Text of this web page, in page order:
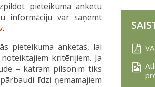
pieteikuma anketu
informāciju var saņemt
.
pieteikuma anketas, lai
kritērijiem. Ja
– katram pilsonim tiks
līdzi ņemamajiem